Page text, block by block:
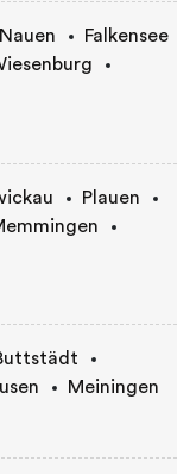
Nauen
Falkensee
Plauen
Meiningen